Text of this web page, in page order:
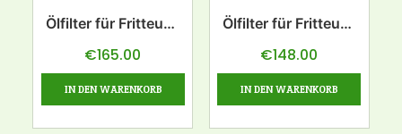
Ölfilter für Fritteuse
28L-rund
€165.00
IN DEN WARENKORB
Ölfilter für Fritteuse
38L
€148.00
IN DEN WARENKORB